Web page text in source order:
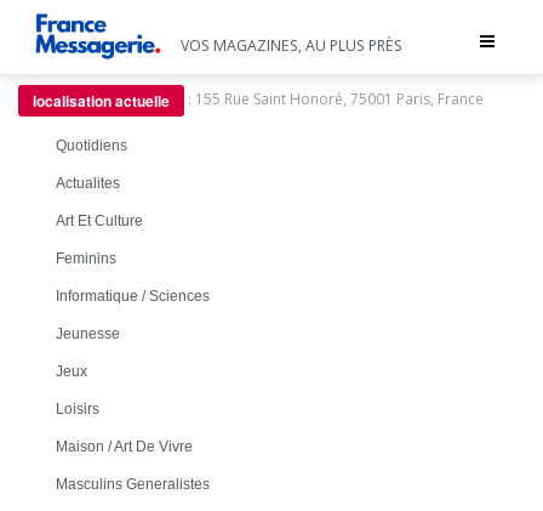
Toggle
VOS MAGAZINES, AU PLUS PRÈS
localisation actuelle : 155 Rue Saint Honoré, 75001 Paris, France
Quotidiens
Actualites
Art Et Culture
Feminins
Informatique / Sciences
Jeunesse
Jeux
Loisirs
Maison / Art De Vivre
Masculins Generalistes